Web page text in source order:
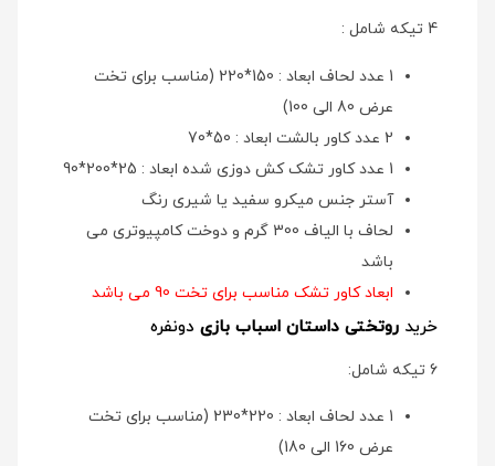
4 تیکه شامل :
1 عدد لحاف ابعاد : 150*220 (مناسب برای تخت
عرض 80 الی 100)
2 عدد کاور بالشت ابعاد : 50*70
1 عدد کاور تشک کش دوزی شده ابعاد : 25*200*90
آستر جنس میکرو سفید یا شیری رنگ
لحاف با الیاف 300 گرم و دوخت کامپیوتری می
باشد
ابعاد کاور تشک مناسب برای تخت 90 می باشد
خرید روتختی داستان اسباب بازی دونفره
6 تیکه شامل:
1 عدد لحاف ابعاد : 220*230 (مناسب برای تخت
عرض 160 الی 180)